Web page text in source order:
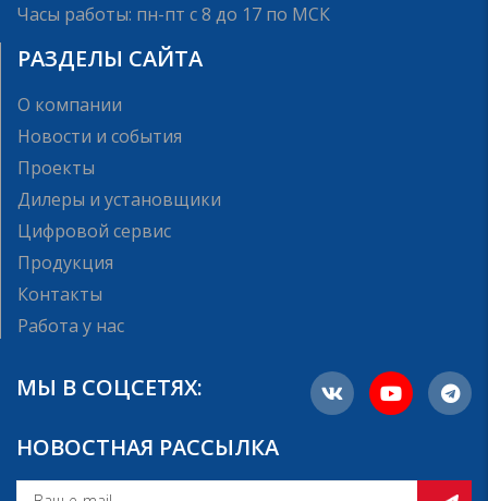
Часы работы: пн-пт с 8 до 17 по МСК
РАЗДЕЛЫ САЙТА
О компании
Новости и события
Проекты
Дилеры и установщики
Цифровой сервис
Продукция
Контакты
Работа у нас
МЫ В СОЦСЕТЯХ:
НОВОСТНАЯ РАССЫЛКА